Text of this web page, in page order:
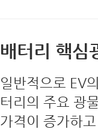
배터리 핵심
일반적으로 EV
터리의 주요 광
가격이 증가하